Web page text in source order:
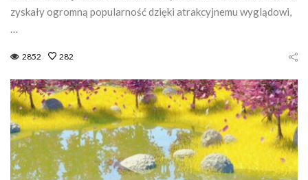
zyskały ogromną popularność dzięki atrakcyjnemu wyglądowi,
2852 282